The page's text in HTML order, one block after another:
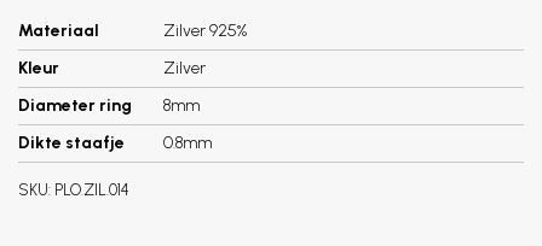
Materiaal
Zilver 925%
Kleur
Zilver
Diameter ring
8mm
Dikte staafje
0.8mm
SKU: PLO.ZIL.014